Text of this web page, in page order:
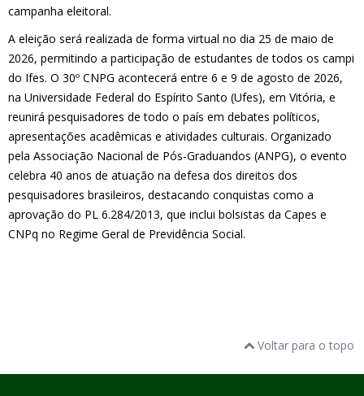
campanha eleitoral.
A eleição será realizada de forma virtual no dia 25 de maio de
2026, permitindo a participação de estudantes de todos os campi
do Ifes. O 30º CNPG acontecerá entre 6 e 9 de agosto de 2026,
na Universidade Federal do Espírito Santo (Ufes), em Vitória, e
reunirá pesquisadores de todo o país em debates políticos,
apresentações acadêmicas e atividades culturais. Organizado
pela Associação Nacional de Pós-Graduandos (ANPG), o evento
celebra 40 anos de atuação na defesa dos direitos dos
pesquisadores brasileiros, destacando conquistas como a
aprovação do PL 6.284/2013, que inclui bolsistas da Capes e
CNPq no Regime Geral de Previdência Social.
Voltar para o topo